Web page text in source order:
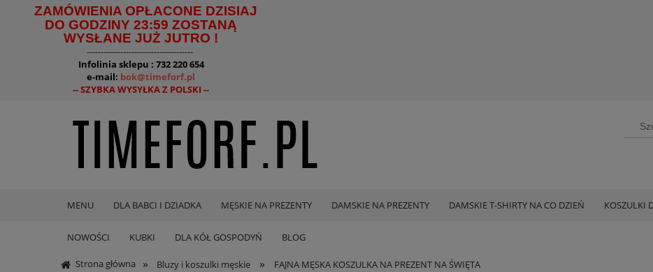
ZAMÓWIENIA OPŁACONE DZISIAJ
DO GODZINY 23:59 ZOSTANĄ
WYSŁANE JUŻ JUTRO !
--------------------------------------
Infolinia sklepu : 732 220 654
e-mail: bok@timeforf.pl
-- SZYBKA WYSYŁKA Z POLSKI --
MENU DLA BABCI I DZIADKA MĘSKIE NA PREZENTY DAMSKIE NA PREZENTY DAMSKIE T-SHIRTY NA CO DZIEŃ KOSZULKI
NOWOŚCI KUBKI DLA KÓŁ GOSPODYŃ BLOG
Strona główna » Bluzy i koszulki męskie » FAJNA MĘSKA KOSZULKA NA PREZENT NA ŚWIĘTA